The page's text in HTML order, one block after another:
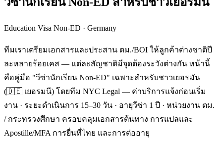
Education Visa Non-ED · Germany
ทีมเราเตรียมเอกสารและประสาน ตม./BOI ให้ลูกค้าต่างชาติปี
ละหลายร้อยเคส — แต่ละสัญชาติมีจุดต้องระวังต่างกัน หน้านี้
คือคู่มือ "วีซ่านักเรียน Non-ED" เฉพาะสำหรับชาวเยอรมัน
(🇩🇪 เยอรมนี) โดยทีม NYC Legal — ค่าบริการแจ้งก่อนเริ่ม
งาน · ระยะดำเนินการ 15–30 วัน · อายุวีซ่า 1 ปี · หน่วยงาน ตม.
/ กระทรวงศึกษา ครอบคลุมเอกสารต้นทาง การแปลและ
Apostille/MFA การยื่นที่ไทย และการต่ออายุ